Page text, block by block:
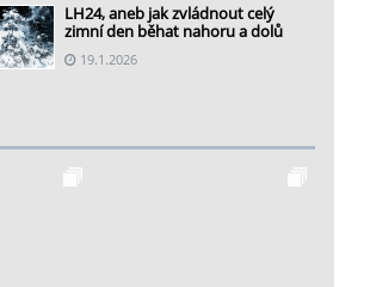
LH24, aneb jak zvládnout celý
zimní den běhat nahoru a dolů
19.1.2026